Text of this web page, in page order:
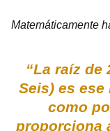
Matemáticamente
“La raíz de
Seis) es
como
proporciona